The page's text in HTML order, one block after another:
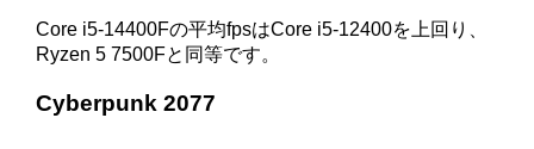
Core i5-14400Fの平均fpsはCore i5-12400を上回り、
Ryzen 5 7500Fと同等です。
Cyberpunk 2077